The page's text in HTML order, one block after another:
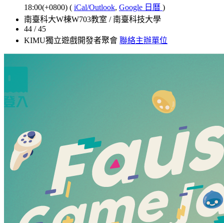
18:00(+0800) ( iCal/Outlook, Google 日曆 )
南臺科大W棟W703教室 / 南臺科技大學
44 / 45
KIMU獨立遊戲開發者聚會 聯絡主辦單位